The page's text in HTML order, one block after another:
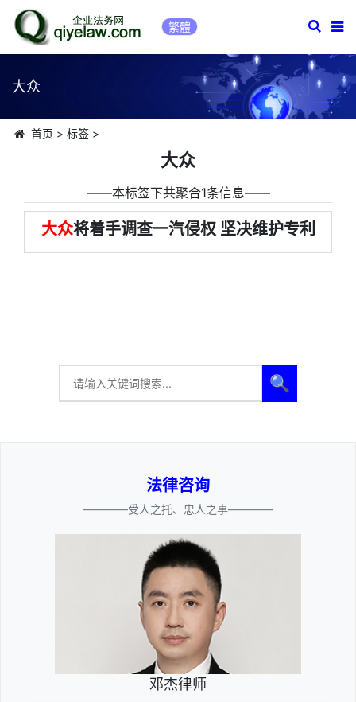
繁體
大众
首页 > 标签>
大众
――本标签下共聚合1条信息――
大众将着手调查一汽侵权 坚决维护专利
🔍
法律咨询
————受人之托、忠人之事————
邓杰律师